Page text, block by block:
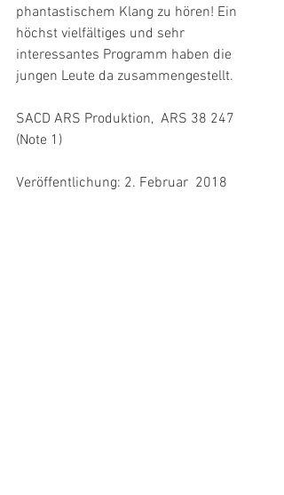
phantastischem Klang zu hören! Ein
höchst vielfältiges und sehr
interessantes Programm haben die
jungen Leute da zusammengestellt.
SACD ARS Produktion,  ARS 38 247
(Note 1)
Veröffentlichung: 2. Februar  2018